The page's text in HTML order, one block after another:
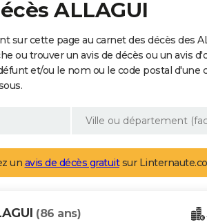
ALLAGUI
sur cette page au carnet des décès des
ou trouver un avis de décès ou un avis
et/ou le nom ou le code postal
un avis de décès gratuitsur
(86 ans)